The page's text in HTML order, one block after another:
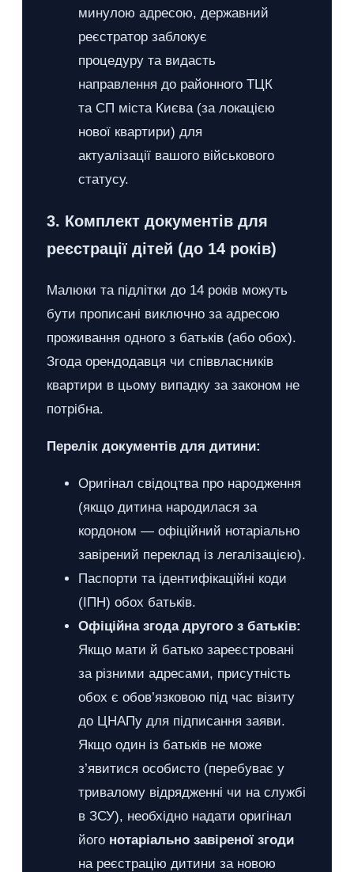
минулою адресою, державний
реєстратор заблокує
процедуру та видасть
направлення до районного ТЦК
та СП міста Києва (за локацією
нової квартири) для
актуалізації вашого військового
статусу.
3. Комплект документів для
реєстрації дітей (до 14 років)
Малюки та підлітки до 14 років можуть
бути прописані виключно за адресою
проживання одного з батьків (або обох).
Згода орендодавця чи співвласників
квартири в цьому випадку за законом не
потрібна.
Перелік документів для дитини:
Оригінал свідоцтва про народження
(якщо дитина народилася за
кордоном — офіційний нотаріально
завірений переклад із легалізацією).
Паспорти та ідентифікаційні коди
(ІПН) обох батьків.
Офіційна згода другого з батьків:
Якщо мати й батько зареєстровані
за різними адресами, присутність
обох є обов’язковою під час візиту
до ЦНАПу для підписання заяви.
Якщо один із батьків не може
з’явитися особисто (перебуває у
тривалому відрядженні чи на службі
в ЗСУ), необхідно надати оригінал
його нотаріально завіреної згоди
на реєстрацію дитини за новою